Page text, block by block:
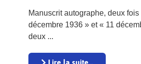
Manuscrit autographe, deux fois
décembre 1936 » et « 11
deux ...